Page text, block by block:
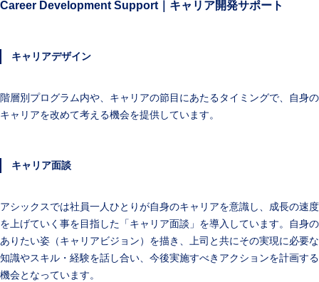
Career Development Support｜キャリア開発サポート
キャリアデザイン
階層別プログラム内や、キャリアの節目にあたるタイミングで、自身の
キャリアを改めて考える機会を提供しています。
キャリア面談
アシックスでは社員一人ひとりが自身のキャリアを意識し、成長の速度
を上げていく事を目指した「キャリア面談」を導入しています。自身の
ありたい姿（キャリアビジョン）を描き、上司と共にその実現に必要な
知識やスキル・経験を話し合い、今後実施すべきアクションを計画する
機会となっています。